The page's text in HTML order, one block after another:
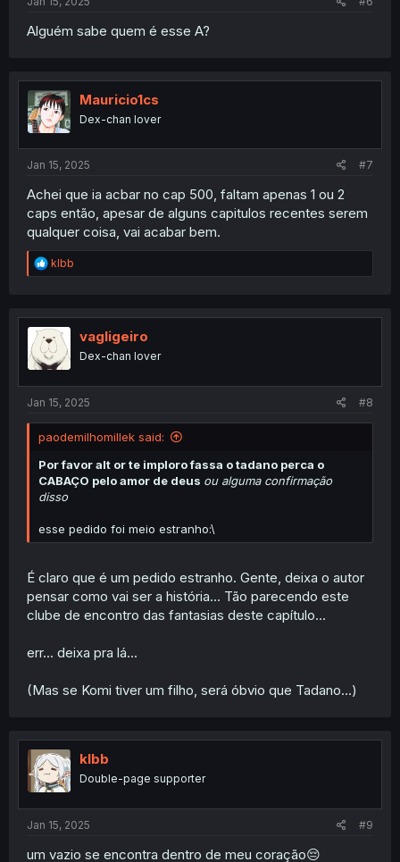
Alguém sabe quem é esse A?
Mauricio1cs
Dex-chan lover
Jan 15, 2025 #7
Achei que ia acbar no cap 500, faltam apenas 1 ou 2
caps então, apesar de alguns capitulos recentes serem
qualquer coisa, vai acabar bem.
R
e
t
i
o
n
klbb
vagligeiro
Dex-chan lover
Jan 15, 2025 #8
paodemilhomillek said:
Por favor alt orte imploro fassa o tadano perca o
CABAÇO pelo amor de deus ou alguma confirmação
disso
esse pedido foi meio estranho:\
É claro que é um pedido estranho. Gente, deixa o autor
pensar como vai ser a história... Tão parecendo este
clube de encontro das fantasias deste capítulo...
err... deixa pra lá...
(Mas se Komi tiver um filho, será óbvio que Tadano...)
klbb
Double-page supporter
Jan 15, 2025 #9
um vazio se encontra dentro de meu coração😔